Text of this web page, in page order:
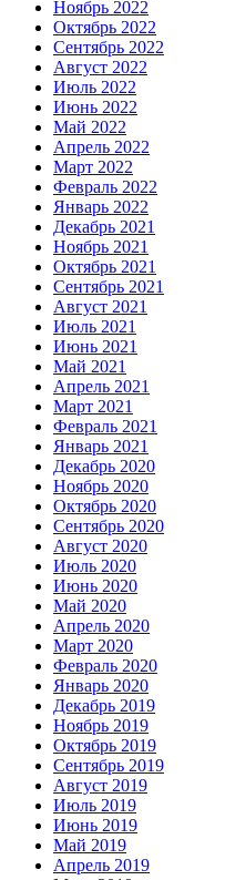
Ноябрь 2022
Октябрь 2022
Сентябрь 2022
Август 2022
Июль 2022
Июнь 2022
Май 2022
Апрель 2022
Март 2022
Февраль 2022
Январь 2022
Декабрь 2021
Ноябрь 2021
Октябрь 2021
Сентябрь 2021
Август 2021
Июль 2021
Июнь 2021
Май 2021
Апрель 2021
Март 2021
Февраль 2021
Январь 2021
Декабрь 2020
Ноябрь 2020
Октябрь 2020
Сентябрь 2020
Август 2020
Июль 2020
Июнь 2020
Май 2020
Апрель 2020
Март 2020
Февраль 2020
Январь 2020
Декабрь 2019
Ноябрь 2019
Октябрь 2019
Сентябрь 2019
Август 2019
Июль 2019
Июнь 2019
Май 2019
Апрель 2019